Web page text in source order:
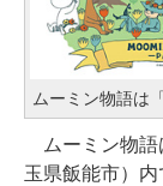
ムーミン物語は
ムーミン物語
玉県飯能市）